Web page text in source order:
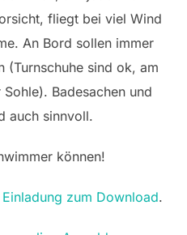
fliegt bei viel Wind
An Bord sollen immer
(Turnschuhe sind ok, am
Badesachen und
auch sinnvoll.
können!
Einladung zum Download.